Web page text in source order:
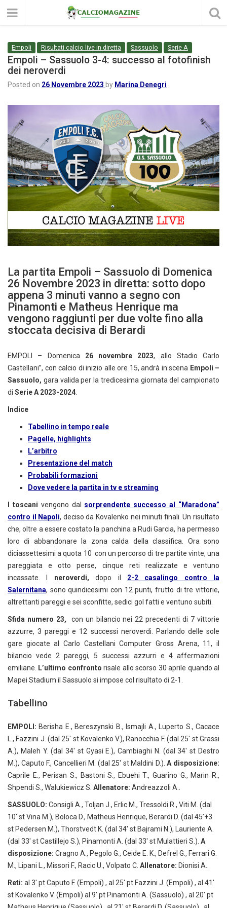
Empoli Risultati calcio live in diretta Sassuolo Serie A
Empoli – Sassuolo 3-4: successo al fotofinish
dei neroverdi
Posted on 26 Novembre 2023 by Marina Denegri
La partita Empoli – Sassuolo di Domenica
26 Novembre 2023 in diretta: sotto dopo
appena 3 minuti vanno a segno con
Pinamonti e Matheus Henrique ma
vengono raggiunti per due volte fino alla
stoccata decisiva di Berardi
EMPOLI – Domenica 26 novembre 2023, allo Stadio Carlo
Castellani”, con calcio di inizio alle ore 15, andrà in scena Empoli –
Sassuolo, gara valida per la tredicesima giornata del campionato
di Serie A 2023-2024.
Indice
Tabellino in tempo reale
Pagelle, highlights
L’arbitro
Presentazione del match
Probabili formazioni
Dove vedere la partita in tv e streaming
I toscani vengono dal sorprendente successo al “Maradona”
contro il Napoli, deciso da Kovalenko nei minuti finali. Un risultato
che, oltre a essere costato la panchina a Rudi Garcia, ha permesso
loro di abbandonare la zona calda della classifica. Ora sono
diciassettesimi a quota 10 con un percorso di tre partite vinte, una
pareggiata e otto perse, cinque reti realizzate e ventuno
incassate. I neroverdi, dopo il 2-2 casalingo contro la
Salernitana, sono quindicesimi con 12 punti, frutto di tre vittorie,
altrettanti pareggi e sei sconfitte, sedici gol fatti e ventuno subiti.
Sfida numero 23,
con un bilancio nei 22 precedenti di 7 vittorie
azzurre, 3 pareggi e 12 successi neroverdi. Parlando delle sole
gare giocate al Carlo Castellani Computer Gross Arena, 11, il
bilancio vede 2 pareggi, 5 successi azzurri e 4 affermazioni
emiliane. L’ultimo confronto risale allo scorso 30 aprile quando al
Mapei Stadium il Sassuolo si impose col risultato di 2-1.
Tabellino
EMPOLI: Berisha E., Bereszynski B., Ismajli A., Luperto S., Cacace
L., Fazzini J. (dal 25′ st Kovalenko V.), Ranocchia F. (dal 25′ st Grassi
A.), Maleh Y. (dal 34′ st Gyasi E.), Cambiaghi N. (dal 34′ st Destro
M.), Caputo F., Cancellieri M. (dal 25′ st Maldini D.).A disposizione:
Caprile E., Perisan S., Bastoni S., Ebuehi T., Guarino G., Marin R.,
Shpendi S., Walukiewicz S. Allenatore: Andreazzoli A..
SASSUOLO: Consigli A., Toljan J., Erlic M., Tressoldi R., Viti M. (dal
10′ st Vina M.), Boloca D., Matheus Henrique, Berardi D. (dal 45’+3
st Pedersen M.), Thorstvedt K. (dal 34′ st Bajrami N.), Lauriente A.
(dal 33′ st Castillejo S.), Pinamonti A. (dal 33′ st Mulattieri S.). A
disposizione: Cragno A., Pegolo G., Ceide E. K., Defrel G., Ferrari G.
M., Lipani L., Missori F., Racic U., Volpato C. Allenatore: Dionisi A..
Reti: al 3′ pt Caputo F. (Empoli) , al 25′ pt Fazzini J. (Empoli) , al 41′
st Kovalenko V. (Empoli) al 9′ pt Pinamonti A. (Sassuolo) , al 20′ pt